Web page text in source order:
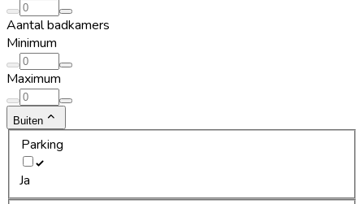
Aantal badkamers
Minimum
Maximum
Buiten
Parking
Ja